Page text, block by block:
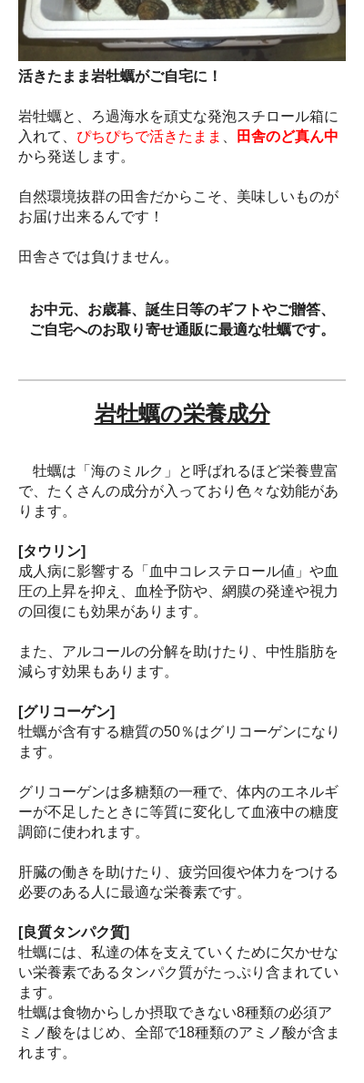
活きたまま岩牡蠣がご自宅に！
岩牡蠣と、ろ過海水を頑丈な発泡スチロール箱に
入れて、 ぴちぴちで活きたまま
田舎のど真ん中
から発送します。
自然環境抜群の田舎だからこそ、美味しいものが
お届け出来るんです！
田舎さでは負けません。
お中元、お歳暮、誕生日等のギフトやご贈答、
ご自宅へのお取り寄せ通販に最適な牡蠣です。
岩牡蠣の栄養成分
牡蠣は「海のミルク」と呼ばれるほど栄養豊富
で、たくさんの成分が入っており色々な効能があ
ります。
[タウリン]
成人病に影響する「血中コレステロール値」や血
圧の上昇を抑え、血栓予防や、網膜の発達や視力
の回復にも効果があります。
また、アルコールの分解を助けたり、中性脂肪を
減らす効果もあります。
[グリコーゲン]
牡蠣が含有する糖質の50％はグリコーゲンになり
ます。
グリコーゲンは多糖類の一種で、体内のエネルギ
ーが不足したときに等質に変化して血液中の糖度
調節に使われます。
肝臓の働きを助けたり、疲労回復や体力をつける
必要のある人に最適な栄養素です。
[良質タンパク質]
牡蠣には、私達の体を支えていくために欠かせな
い栄養素であるタンパク質がたっぷり含まれてい
ます。
牡蠣は食物からしか摂取できない8種類の必須ア
ミノ酸をはじめ、全部で18種類のアミノ酸が含ま
れます。